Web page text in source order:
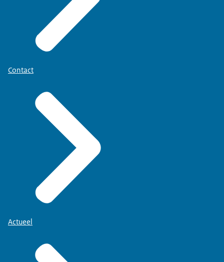
Contact
Actueel